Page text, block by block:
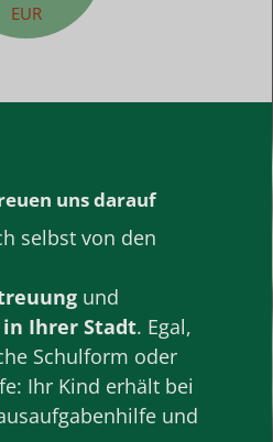
EUR
uns darauf
selbst von den
und
in Ihrer Stadt. Egal,
Schulform oder
: Ihr Kind erhält bei
und